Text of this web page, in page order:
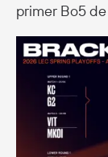
primer Bo5 de